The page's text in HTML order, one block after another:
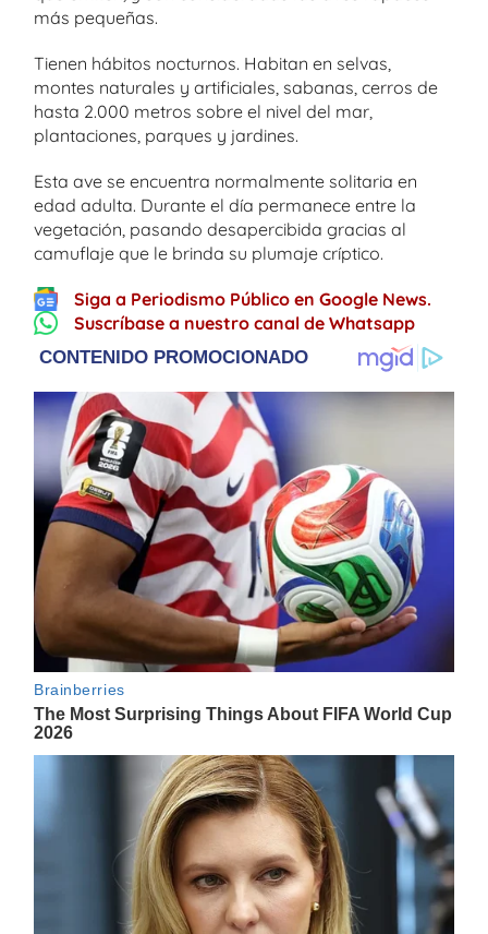
más pequeñas.
Tienen hábitos nocturnos. Habitan en selvas,
montes naturales y artificiales, sabanas, cerros de
hasta 2.000 metros sobre el nivel del mar,
plantaciones, parques y jardines.
Esta ave se encuentra normalmente solitaria en
edad adulta. Durante el día permanece entre la
vegetación, pasando desapercibida gracias al
camuflaje que le brinda su plumaje críptico.
Siga a Periodismo Público en Google News.
Suscríbase a nuestro canal de Whatsapp